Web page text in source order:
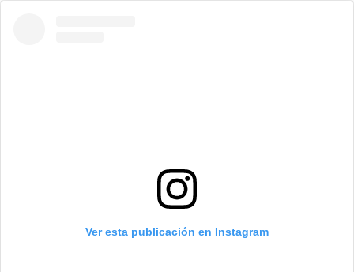
Ver esta publicación en Instagram